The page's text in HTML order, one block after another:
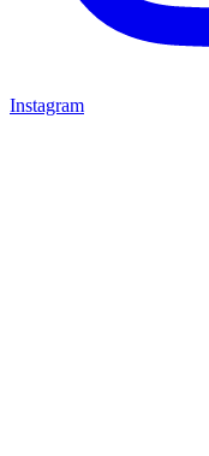
Instagram